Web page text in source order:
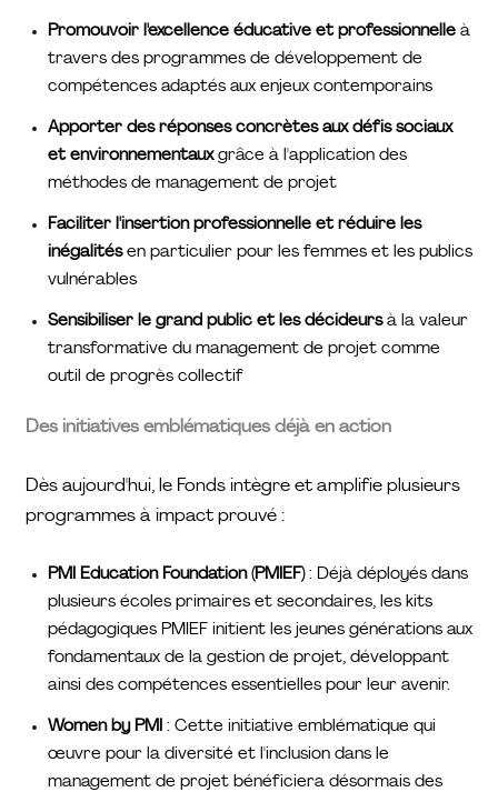
Promouvoir l'excellence éducative et professionnelleà
travers des programmes de développement de
compétences adaptés aux enjeux contemporains
Apporter des réponses concrètes aux défis sociaux
et environnementauxgrâce à l'application des
méthodes de management de projet
Faciliter l'insertion professionnelle et réduire les
inégalitésen particulier pour les femmes et les publics
vulnérables
Sensibiliser le grand public et les décideursà la valeur
transformative du management de projet comme
outil de progrès collectif
Des initiatives emblématiques déjà en action
Dès aujourd'hui, le Fonds intègre et amplifie plusieurs
programmes à impact prouvé :
PMI Education Foundation (PMIEF): Déjà déployés dans
plusieurs écoles primaires et secondaires, les kits
pédagogiques PMIEF initient les jeunes générations aux
fondamentaux de la gestion de projet, développant
ainsi des compétences essentielles pour leur avenir.
Women by PMI : Cette initiative emblématique qui
œuvre pour la diversité et l'inclusion dans le
management de projet bénéficiera désormais des